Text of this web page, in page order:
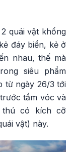
quái vật khổng
đáy biển, kẻ ở
nhau, thế mà
siêu phẩm
từ ngày 26/3 tới
tầm vóc và
thú có kích cỡ
vật) này.